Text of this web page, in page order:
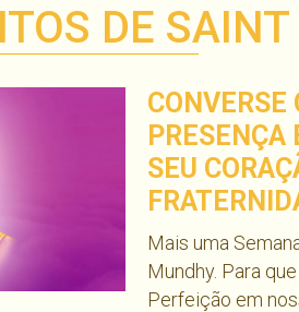
DE
PRESENÇA
SEU
Mais uma
Mundhy. Para
Perfeição em